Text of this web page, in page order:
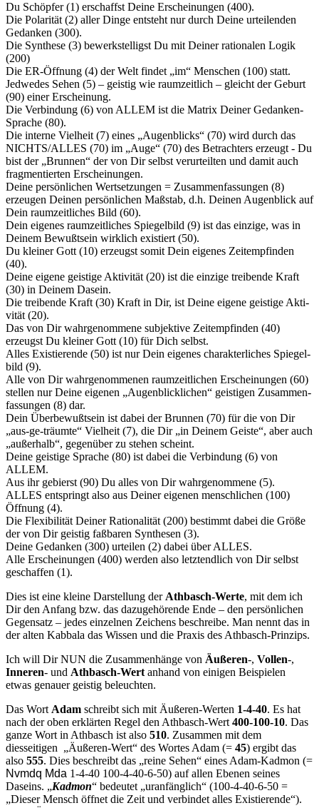
Du Schöpfer (1) erschaffst Deine Erscheinungen (400).
Die Polarität (2) aller Dinge entsteht nur durch Deine urteilenden
Ge­danken (300).
Die Synthese (3) bewerkstelligst Du mit Deiner rationalen Logik
(200)
Die ER-Öffnung (4) der Welt findet „im“ Menschen (100) statt.
Jedwedes Sehen (5) – geistig wie raumzeitlich – gleicht der Geburt
(90) einer Erscheinung.
Die Verbindung (6) von ALLEM ist die Matrix Deiner Gedanken-
Sprache (80).
Die interne Vielheit (7) eines „Augenblicks“ (70) wird durch das
NICHTS/ALLES (70) im „Auge“ (70) des Betrachters erzeugt - Du
bist der „Brunnen“ der von Dir selbst verurteilten und damit auch
fragmentierten Erscheinungen.
Deine persönlichen Wertsetzungen = Zusammenfassungen (8)
erzeu­gen Deinen persönlichen Maßstab, d.h. Deinen Augenblick auf
Dein raumzeitliches Bild (60).
Dein eigenes raumzeitliches Spiegelbild (9) ist das einzige, was in
Deinem Bewußtsein wirklich existiert (50).
Du kleiner Gott (10) erzeugst somit Dein eigenes Zeitempfinden
(40).
Deine eigene geistige Aktivität (20) ist die einzige treibende Kraft
(30) in Deinem Dasein.
Die treibende Kraft (30) Kraft in Dir, ist Deine eigene geistige Akti­
vität (20).
Das von Dir wahrgenommene subjektive Zeitempfinden (40)
erzeugst Du kleiner Gott (10) für Dich selbst.
Alles Existierende (50) ist nur Dein eigenes charakterliches Spiegel­
bild (9).
Alle von Dir wahrgenommenen raumzeitlichen Erscheinungen (60)
stellen nur Deine eigenen „Augenblicklichen“ geistigen Zusammen­
fas­sungen (8) dar.
Dein Überbewußtsein ist dabei der Brunnen (70) für die von Dir
„aus-ge-träumte“ Vielheit (7), die Dir „in Deinem Geiste“, aber auch
„außerhalb“, gegenüber zu stehen scheint.
Deine geistige Sprache (80) ist dabei die Verbindung (6) von
ALLEM.
Aus ihr gebierst (90) Du alles von Dir wahrgenommene (5).
ALLES entspringt also aus Deiner eigenen menschlichen (100)
Öffnung (4).
Die Flexibilität Deiner Rationalität (200) bestimmt dabei die Größe
der von Dir geistig faßbaren Synthesen (3).
Deine Gedanken (300) urteilen (2) dabei über ALLES.
Alle Erscheinungen (400) werden also letztendlich von Dir selbst
ge­schaffen (1).
Dies ist eine kleine Darstellung der Athbasch-Werte, mit dem ich
Dir den Anfang bzw. das dazugehörende Ende – den persönlichen
Gegen­satz – jedes einzelnen Zeichens beschreibe. Man nennt das in
der alten Kabbala das Wissen und die Praxis des Athbasch-Prinzips.
Ich will Dir NUN die Zusammenhänge von Äußeren-, Vollen-,
Inneren- und Athbasch-Wert anhand von einigen Beispielen
etwas genauer geistig beleuchten.
Das Wort Adam schreibt sich mit Äußeren-Werten 1-4-40. Es hat
nach der oben erklärten Regel den Athbasch-Wert 400-100-10. Das
ganze Wort in Athbasch ist also 510. Zusammen mit dem
diesseitigen „Äußeren-Wert“ des Wortes Adam (= 45) ergibt das
also 555. Dies beschreibt das „reine Sehen“ eines Adam-Kadmon (=
Nvmdq Mda 1-4-40 100-4-40-6-50) auf allen Ebenen seines
Daseins. „Kadmon“ bedeutet „uranfänglich“ (100-4-40-6-50 =
„Dieser Mensch öffnet die Zeit und verbindet alles Existierende“).